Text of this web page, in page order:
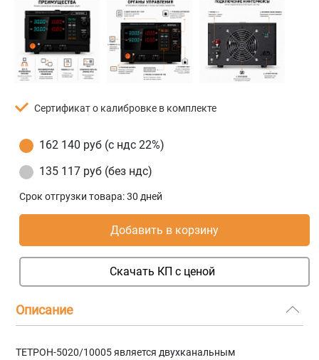
Сертификат о калибровке в комплекте
162 140 руб (с ндс 22%)
135 117 руб (без ндс)
Срок отгрузки товара:30 дней
Добавить в корзину
Скачать КП с ценой
Описание
ТЕТРОН-5020/10005 является двухканальным